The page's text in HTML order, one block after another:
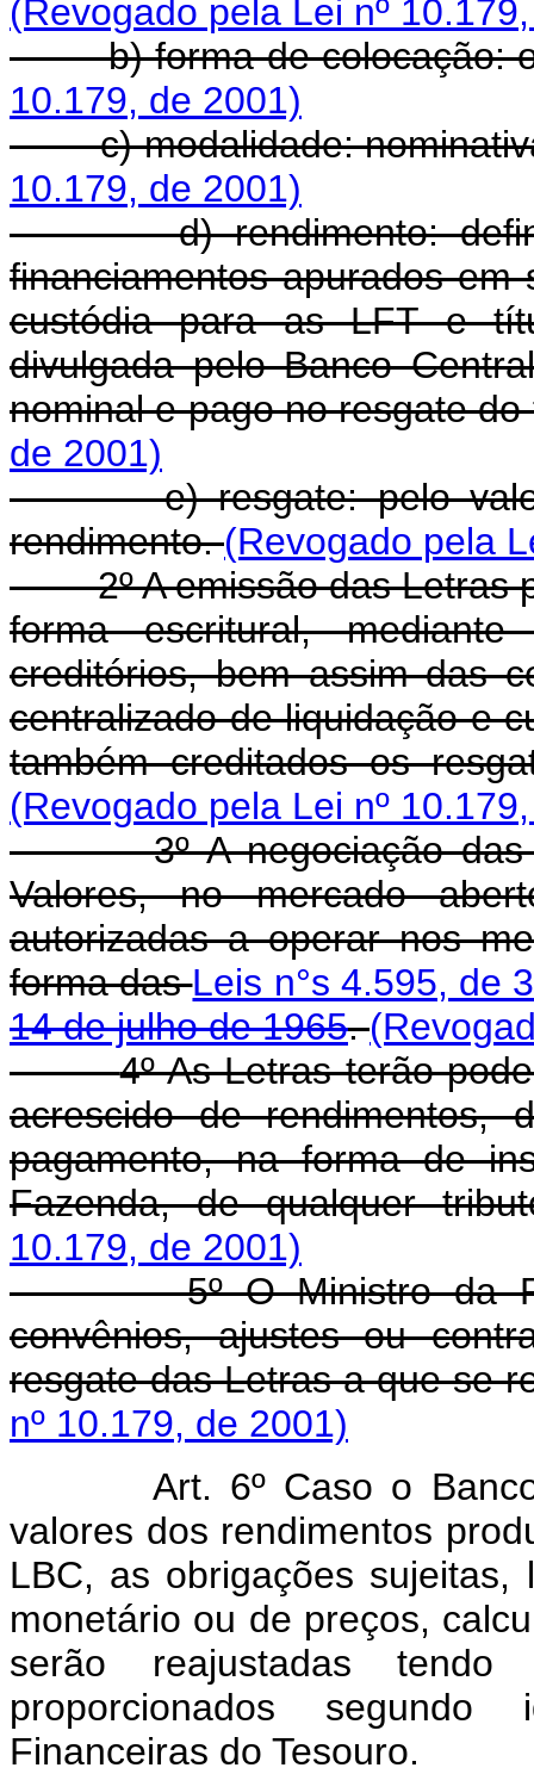
(Revogado pela Lei nº
b) forma de colocação:
10.179, de 2001)
c) modalidade:
10.179, de 2001)
d) rendimento: definido
financiamentos apurados
custódia para as LFT e
divulgada pelo Banco
nominal e pago no resgate
de 2001)
e) resgate: pelo valor
rendimento.(Revogado pela
2º A emissão das Letras
forma escritural,
creditórios, bem assim das
centralizado de liquidação e
também creditados os
(Revogado pela Lei nº
3º A negociação das
Valores, no mercado
autorizadas a operar nos
forma dasLeis n°s 4.595, de
14 de julho de 1965.
4º As Letras terão
acrescido de rendimentos,
pagamento, na forma de
Fazenda, de qualquer
10.179, de 2001)
5º O Ministro da
convênios, ajustes ou
resgate das Letras a que se
nº 10.179, de 2001)
Art. 6º Caso o Banco
valores dos rendimentos
LBC, as obrigações
monetário ou de preços,
serão reajustadas
proporcionados
Financeiras do Tesouro.